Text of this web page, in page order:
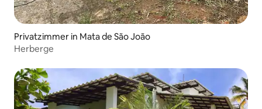
Privatzimmer in Mata de São João
Herberge